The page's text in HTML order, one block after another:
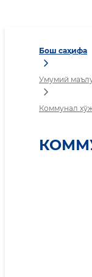
Бош саҳифа
Умумий
Коммунал